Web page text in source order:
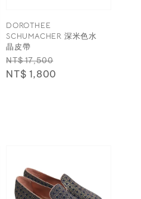
DOROTHEE
SCHUMACHER 深米色水
晶皮帶
Regular
price
NT$ 17,500
NT$ 1,800